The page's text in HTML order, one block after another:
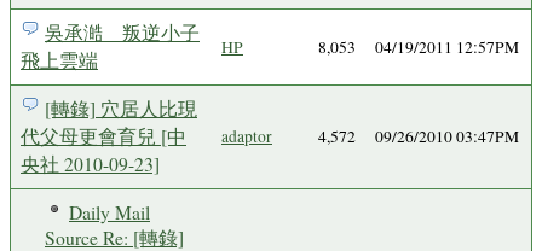
吳承澔 叛逆小子
飛上雲端
HP 8,053 04/19/2011 12:57PM
[轉錄] 穴居人比現
代父母更會育兒 [中
央社 2010-09-23]
adaptor 4,572 09/26/2010 03:47PM
Daily Mail
Source Re: [轉錄]